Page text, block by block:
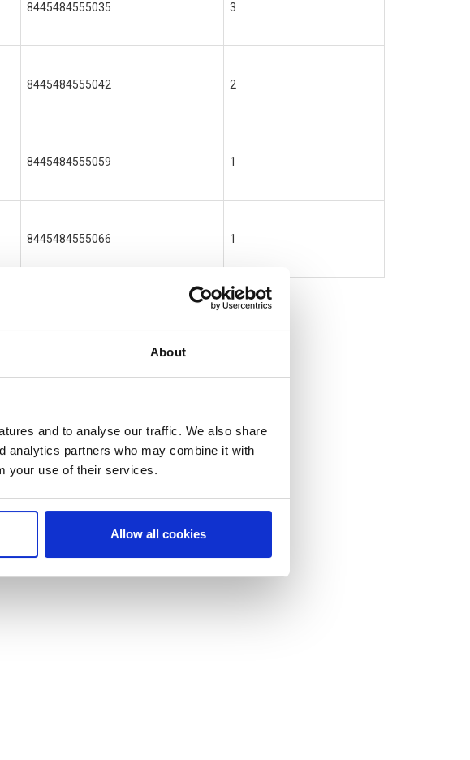
About
and to analyse our traffic. We also share
analytics partners who may combine it with
your use of their services.
Allow all cookies
8445484555035 3
8445484555042 2
8445484555059 1
8445484555066 1